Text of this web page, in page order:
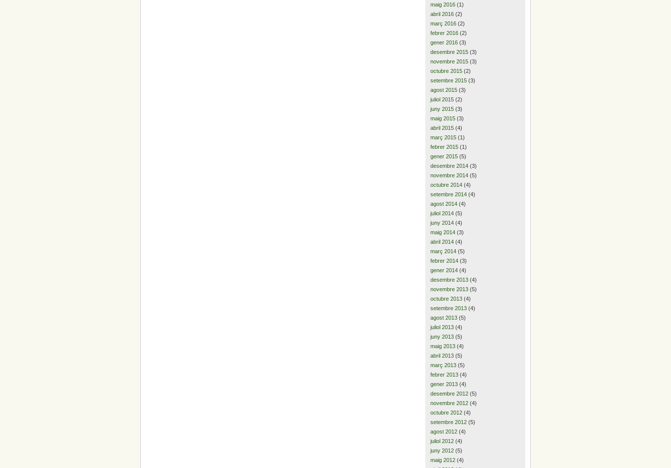
maig 2016 (1)
abril 2016 (2)
març 2016 (2)
febrer 2016 (2)
gener 2016 (3)
desembre 2015 (3)
novembre 2015 (3)
octubre 2015 (2)
setembre 2015 (3)
agost 2015 (3)
juliol 2015 (2)
juny 2015 (3)
maig 2015 (3)
abril 2015 (4)
març 2015 (1)
febrer 2015 (1)
gener 2015 (5)
desembre 2014 (3)
novembre 2014 (5)
octubre 2014 (4)
setembre 2014 (4)
agost 2014 (4)
juliol 2014 (5)
juny 2014 (4)
maig 2014 (3)
abril 2014 (4)
març 2014 (5)
febrer 2014 (3)
gener 2014 (4)
desembre 2013 (4)
novembre 2013 (5)
octubre 2013 (4)
setembre 2013 (4)
agost 2013 (5)
juliol 2013 (4)
juny 2013 (5)
maig 2013 (4)
abril 2013 (5)
març 2013 (5)
febrer 2013 (4)
gener 2013 (4)
desembre 2012 (5)
novembre 2012 (4)
octubre 2012 (4)
setembre 2012 (5)
agost 2012 (4)
juliol 2012 (4)
juny 2012 (5)
maig 2012 (4)